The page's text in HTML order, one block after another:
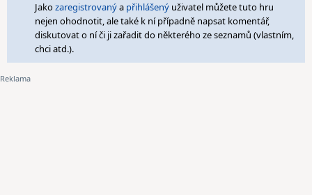
Jakozaregistrovanýa přihlášený uživatel můžete tuto hru
nejen ohodnotit, ale také k ní případně napsat komentář,
diskutovat o ní či ji zařadit do některého ze seznamů (vlastním,
chci atd.).